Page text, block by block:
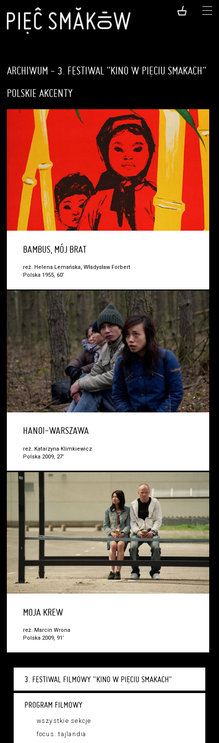
ARCHIWUM - 3. FESTIWAL "KINO W PIĘCIU SMAKACH"
3. FESTIWAL FILMOWY "KINO W PIĘCIU SMAKACH"
PROGRAM FILMOWY
wszystkie sekcje
focus: tajlandia
POLSKIE AKCENTY
BAMBUS, MÓJ BRAT
reż. Helena Lemańska, Władysław Forbert
Polska 1955, 60’
HANOI-WARSZAWA
reż. Katarzyna Klimkiewicz
Polska 2009, 27’
MOJA KREW
reż. Marcin Wrona
Polska 2009, 91’